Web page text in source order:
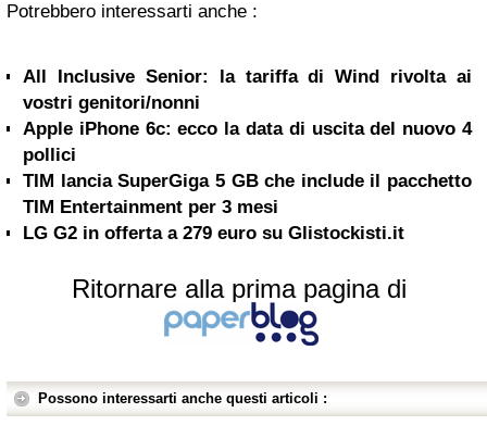
Potrebbero interessarti anche :
All Inclusive Senior: la tariffa di Wind rivolta ai
vostri genitori/nonni
Apple iPhone 6c: ecco la data di uscita del nuovo 4
pollici
TIM lancia SuperGiga 5 GB che include il pacchetto
TIM Entertainment per 3 mesi
LG G2 in offerta a 279 euro su Glistockisti.it
Ritornare alla prima pagina di
Possono interessarti anche questi articoli :